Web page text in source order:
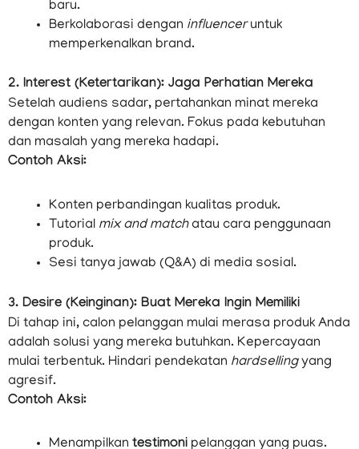
baru.
Berkolaborasi dengan influenceruntuk
memperkenalkan brand.
2. Interest (Ketertarikan): Jaga Perhatian Mereka
Setelah audiens sadar, pertahankan minat mereka
dengan konten yang relevan. Fokus pada kebutuhan
dan masalah yang mereka hadapi.
Contoh Aksi:
Konten perbandingan kualitas produk.
Tutorial mix and matchatau cara penggunaan
produk.
Sesi tanya jawab (Q&A) di media sosial.
3. Desire (Keinginan): Buat Mereka Ingin Memiliki
Di tahap ini, calon pelanggan mulai merasa produk Anda
adalah solusi yang mereka butuhkan. Kepercayaan
mulai terbentuk. Hindari pendekatan hardsellingyang
agresif.
Contoh Aksi:
Menampilkan testimoni pelanggan yang puas.